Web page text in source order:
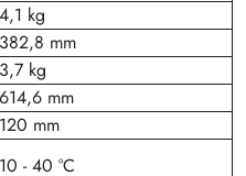
4,1 kg
382,8 mm
3,7 kg
614,6 mm
120 mm
10 - 40 °C